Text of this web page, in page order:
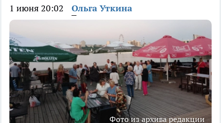
1 июня 20:02 Ольга Уткина
Фото из архива редакции